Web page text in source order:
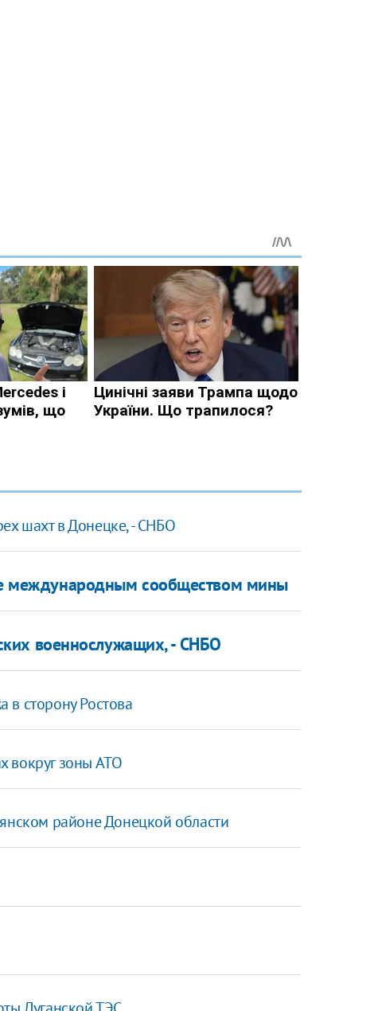
шахт в Донецке, - СНБО
международным сообществом мины
военнослужащих, - СНБО
сторону Ростова
вокруг зоны АТО
районе Донецкой области